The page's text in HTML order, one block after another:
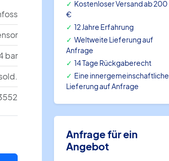
bar
Kostenloser Versand ab 200
€
12 Jahre Erfahrung
Weltweite Lieferung auf
Anfrage
14 Tage Rückgaberecht
Eine innergemeinschaftliche
Lieferung auf Anfrage
Anfrage für ein
Angebot